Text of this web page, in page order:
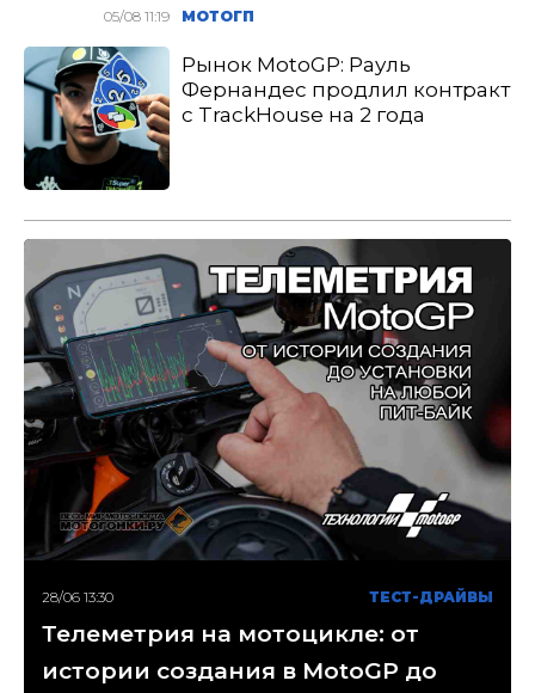
05/08 11:19 МОТОГП
Рынок MotoGP: Рауль
Фернандес продлил контракт
с TrackHouse на 2 года
28/06 13:30 ТЕСТ-ДРАЙВЫ
Телеметрия на мотоцикле: от
истории создания в MotoGP до